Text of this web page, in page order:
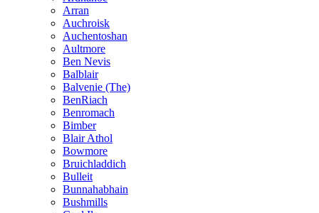
Arran
Auchroisk
Auchentoshan
Aultmore
Ben Nevis
Balblair
Balvenie (The)
BenRiach
Benromach
Bimber
Blair Athol
Bowmore
Bruichladdich
Bulleit
Bunnahabhain
Bushmills